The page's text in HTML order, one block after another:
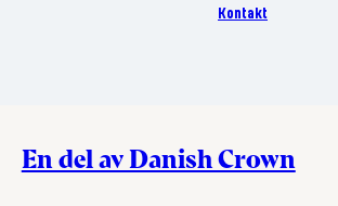
Kontakt
En del av Danish Crown